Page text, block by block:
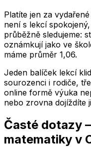
Platíte jen za
není s lekcí
průběžně sledujeme:
oznámkují jako ve
máme průměr 1,06.
Jeden balíček lekcí
sourozenci i rodiče,
online formě výuka
nebo zrovna dojíždíte
Časté dotazy
matematiky v